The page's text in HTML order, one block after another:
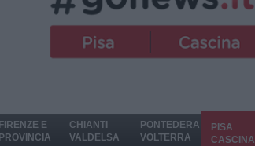
FIRENZE E
PROVINCIA
CHIANTI
VALDELSA
PONTEDERA
VOLTERRA
PISA
CASCINA